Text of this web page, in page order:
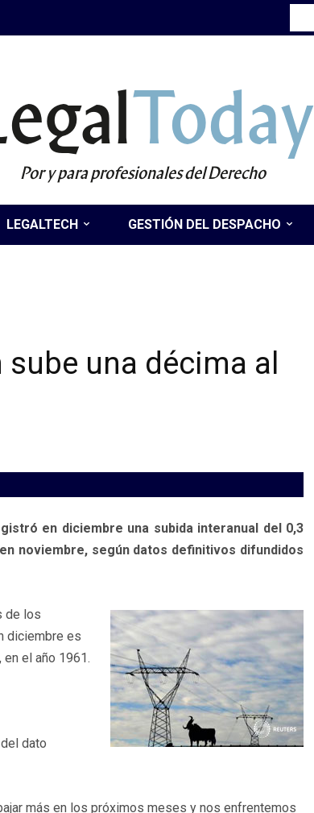
Today
Por y para profesionales del Derecho
LEGALTECH GESTIÓN DEL DESPACHO
una décima al
en diciembre una subida interanual del 0,3
noviembre, según datos definitivos difundidos
de los
diciembre es
el año 1961.
dato
más en los próximos meses y nos enfrentemos